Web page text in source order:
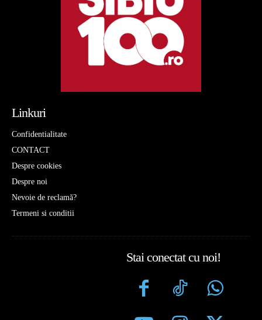
Linkuri
Confidentialitate
CONTACT
Despre cookies
Despre noi
Nevoie de reclamă?
Termeni si conditii
Stai conectat cu noi!